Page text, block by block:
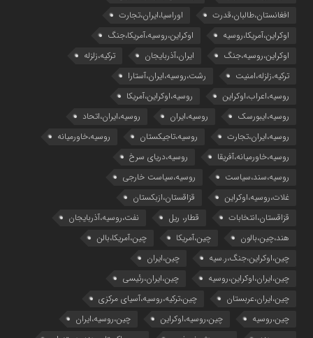
افغانستان،طالبان،قدرت
اوراسیا،ایران،تجارت
اوکراین،آمریکا،روسیه
اوکراین،روسیه،آمریکا،جنگ
اوکراین،روسیه،جنگ
ایران،آذربایجان
ترکیه،زلزله
ترکیه،زلزله،امنیت
رشت،روسیه،ایران،آستارا
روسیه،اعراب،اوکراین
روسیه،اوکراین،آمریکا
روسیه،ایبورسک
روسیه،ایران
روسیه،ایران،اتحاد
روسیه،ایران،تجارت
روسیه،تاجیکستان
روسیه،خاورمیانه
روسیه،خاورمیانه،آفریقا
روسیه،دریای سرخ
روسیه،سند،سیاست
روسیه،سیاست خارجی
غلات،روسیه،اوکراین
قزاقستان،ازبکستان
قزاقستان،انتخابات
قطار، ریل
نفت،روسیه،آذربایجان
هند،چین،بالون
چین،آمریکا
چین،آمریکا،بالن
چین،اوکراین،جنگ،ر.سیه
چین،ایران
چین،ایران،اوکراین،روسیه
چین،ایران،رئیسی
چین،ایران،عربستان
چین،ترکیه،روسیه،آسیای مرکزی
چین،روسیه
چین،روسیه،اوکراین
چین،روسیه،ایران